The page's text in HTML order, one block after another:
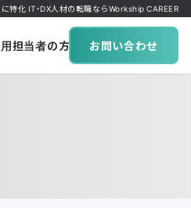
特化 IT・DX人材の転職ならWorkship CAREER
担当者の方へ お問い合わせ